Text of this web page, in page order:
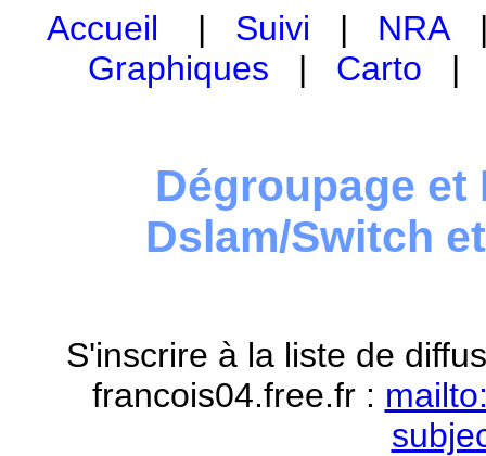
Accueil | Suivi | NRA
Graphiques | Carto
Dégroupage et
Dslam/Switch
S'inscrire à la liste de
francois04.free.fr :